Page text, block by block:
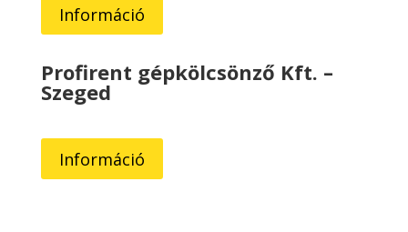
Információ
Profirent gépkölcsönző Kft. –
Szeged
Információ